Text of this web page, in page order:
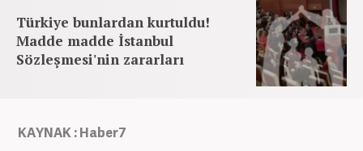
Türkiye bunlardan kurtuldu!
Madde madde İstanbul
Sözleşmesi'nin zararları
KAYNAK : Haber7